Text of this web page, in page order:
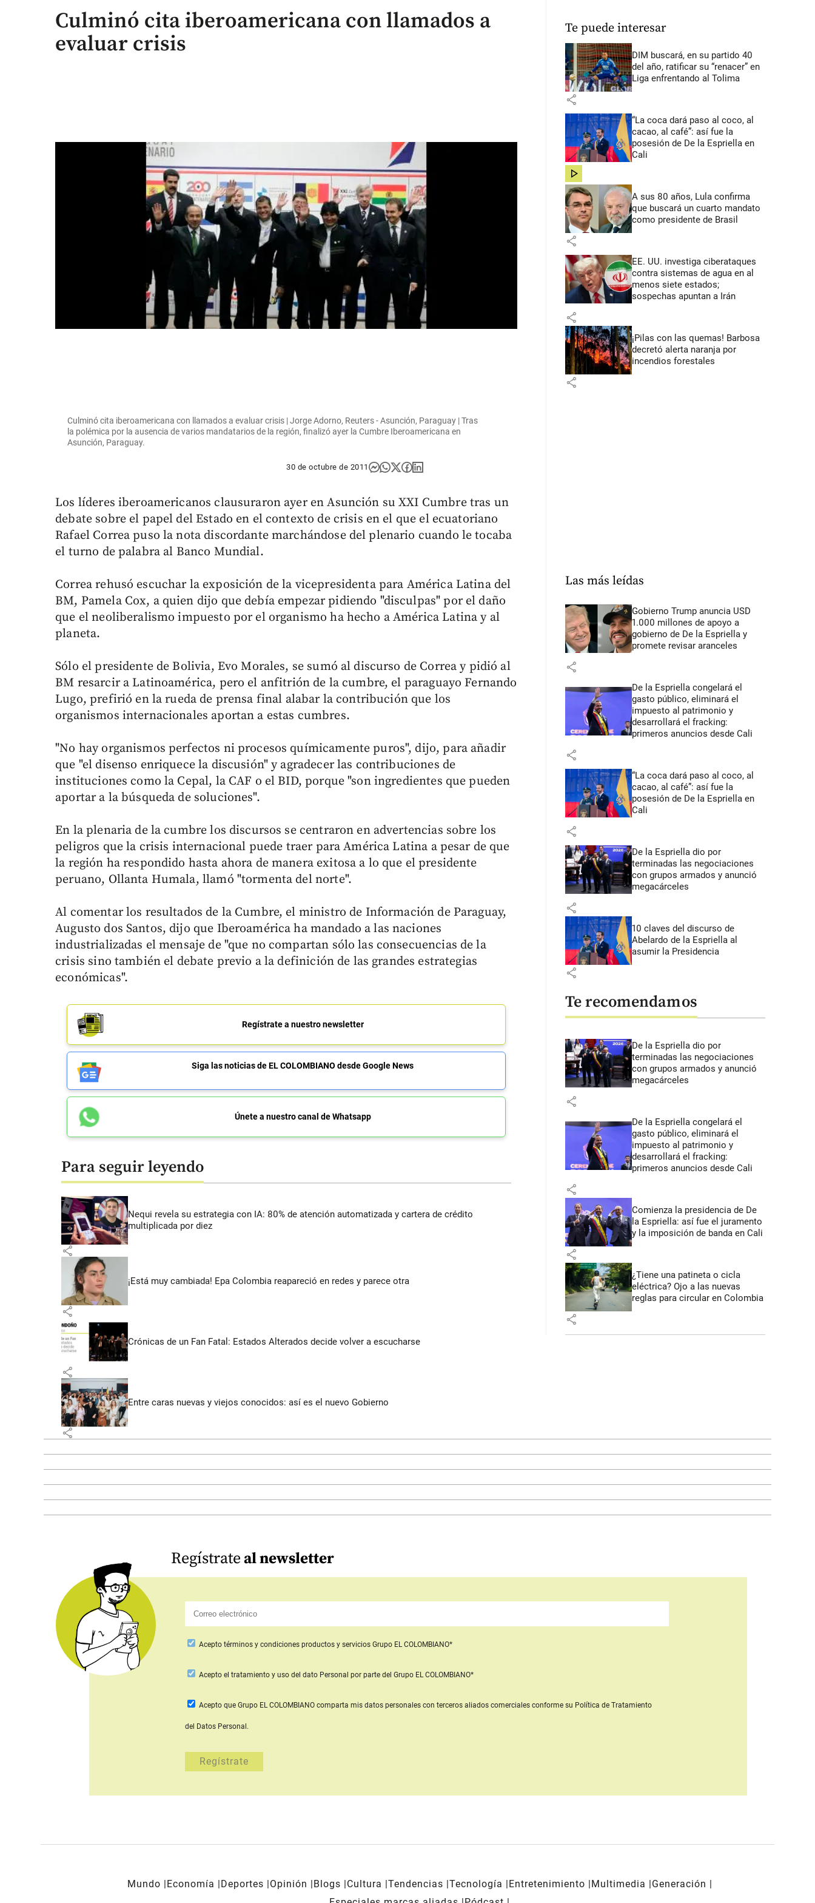
Culminó cita iberoamericana con llamados a
evaluar crisis
Culminó cita iberoamericana con llamados a evaluar crisis | Jorge Adorno, Reuters - Asunción, Paraguay | Tras
la polémica por la ausencia de varios mandatarios de la región, finalizó ayer la Cumbre Iberoamericana en
Asunción, Paraguay.
30 de octubre de 2011
Los líderes iberoamericanos clausuraron ayer en Asunción su XXI Cumbre tras un
debate sobre el papel del Estado en el contexto de crisis en el que el ecuatoriano
Rafael Correa puso la nota discordante marchándose del plenario cuando le tocaba
el turno de palabra al Banco Mundial.
Correa rehusó escuchar la exposición de la vicepresidenta para América Latina del
BM, Pamela Cox, a quien dijo que debía empezar pidiendo "disculpas" por el daño
que el neoliberalismo impuesto por el organismo ha hecho a América Latina y al
planeta.
Sólo el presidente de Bolivia, Evo Morales, se sumó al discurso de Correa y pidió al
BM resarcir a Latinoamérica, pero el anfitrión de la cumbre, el paraguayo Fernando
Lugo, prefirió en la rueda de prensa final alabar la contribución que los
organismos internacionales aportan a estas cumbres.
"No hay organismos perfectos ni procesos químicamente puros", dijo, para añadir
que "el disenso enriquece la discusión" y agradecer las contribuciones de
instituciones como la Cepal, la CAF o el BID, porque "son ingredientes que pueden
aportar a la búsqueda de soluciones".
En la plenaria de la cumbre los discursos se centraron en advertencias sobre los
peligros que la crisis internacional puede traer para América Latina a pesar de que
la región ha respondido hasta ahora de manera exitosa a lo que el presidente
peruano, Ollanta Humala, llamó "tormenta del norte".
Al comentar los resultados de la Cumbre, el ministro de Información de Paraguay,
Augusto dos Santos, dijo que Iberoamérica ha mandado a las naciones
industrializadas el mensaje de "que no compartan sólo las consecuencias de la
crisis sino también el debate previo a la definición de las grandes estrategias
económicas".
Regístrate a nuestro newsletter
Siga las noticias de EL COLOMBIANO desde Google News
Únete a nuestro canal de Whatsapp
Para seguir leyendo
Nequi revela su estrategia con IA: 80% de atención automatizada y cartera de crédito
multiplicada por diez
share
¡Está muy cambiada! Epa Colombia reapareció en redes y parece otra
share
Crónicas de un Fan Fatal: Estados Alterados decide volver a escucharse
share
Entre caras nuevas y viejos conocidos: así es el nuevo Gobierno
share
Te puede interesar
DIM buscará, en su partido 40
del año, ratificar su “renacer” en
Liga enfrentando al Tolima
share
“La coca dará paso al coco, al
cacao, al café”: así fue la
posesión de De la Espriella en
Cali
share
A sus 80 años, Lula confirma
que buscará un cuarto mandato
como presidente de Brasil
share
EE. UU. investiga ciberataques
contra sistemas de agua en al
menos siete estados;
sospechas apuntan a Irán
share
¡Pilas con las quemas! Barbosa
decretó alerta naranja por
incendios forestales
share
Las más leídas
Gobierno Trump anuncia USD
1.000 millones de apoyo a
gobierno de De la Espriella y
promete revisar aranceles
share
De la Espriella congelará el
gasto público, eliminará el
impuesto al patrimonio y
desarrollará el fracking:
primeros anuncios desde Cali
share
“La coca dará paso al coco, al
cacao, al café”: así fue la
posesión de De la Espriella en
Cali
share
De la Espriella dio por
terminadas las negociaciones
con grupos armados y anunció
megacárceles
share
10 claves del discurso de
Abelardo de la Espriella al
asumir la Presidencia
share
Te recomendamos
De la Espriella dio por
terminadas las negociaciones
con grupos armados y anunció
megacárceles
share
De la Espriella congelará el
gasto público, eliminará el
impuesto al patrimonio y
desarrollará el fracking:
primeros anuncios desde Cali
share
Comienza la presidencia de De
la Espriella: así fue el juramento
y la imposición de banda en Cali
share
¿Tiene una patineta o cicla
eléctrica? Ojo a las nuevas
reglas para circular en Colombia
share
Regístrateal newsletter
Acepto términos y condiciones productos y servicios Grupo EL COLOMBIANO*
Aceptoel tratamiento y uso del dato Personal por parte del Grupo EL COLOMBIANO*
Acepto que Grupo EL COLOMBIANO comparta mis datos personales con terceros aliados comercialesconforme su Política de Tratamiento
del Datos Personal.
Mundo Economía Deportes Opinión Blogs Cultura Tendencias Tecnología Entretenimiento Multimedia
Generación